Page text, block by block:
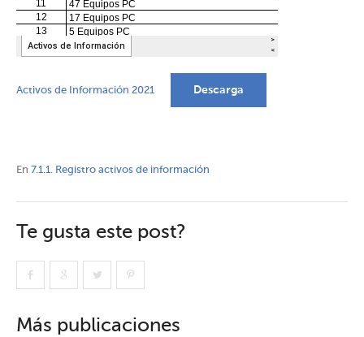
Activos de Información 2021 Descarga
En 7.1.1. Registro activos de información
Te gusta este post?
Más publicaciones